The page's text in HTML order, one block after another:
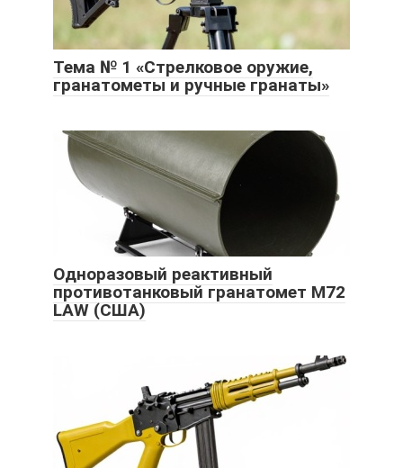
Тема № 1 «Стрелковое оружие,
гранатометы и ручные гранаты»
Одноразовый реактивный
противотанковый гранатомет M72
LAW (США)